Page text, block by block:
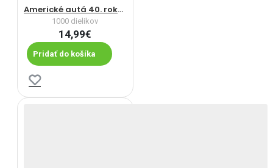
Americké autá 40. rokov
1000 dielikov
14,99€
Pridať do košíka